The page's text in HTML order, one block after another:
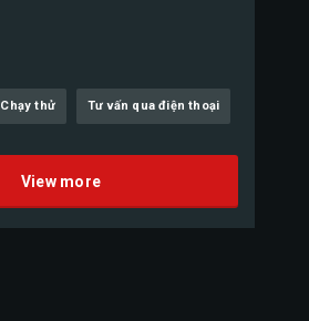
Chạy thử Tư vấn qua điện thoại
View more